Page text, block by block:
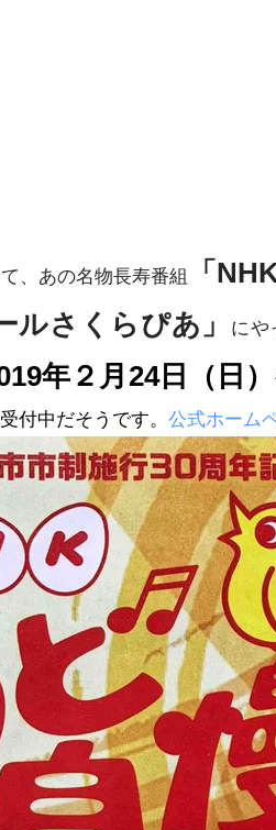
、あの名物長寿番組 「
ルさくらぴあ」 にや
年２月24日（日）
付中だそうです。 公式ホーム